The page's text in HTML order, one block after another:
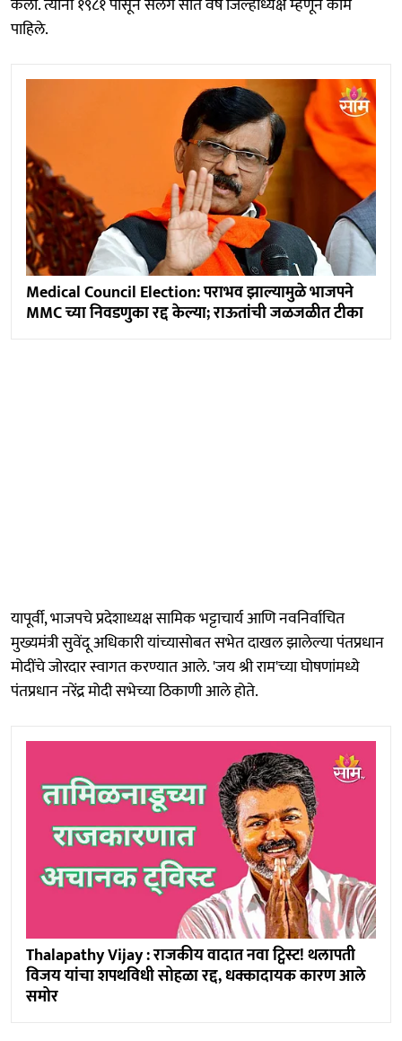
पाहिले.
Medical Council Election: पराभव झाल्यामुळे भाजपने
MMC च्या निवडणुका रद्द केल्या; राऊतांची जळजळीत टीका
यापूर्वी, भाजपचे प्रदेशाध्यक्ष सामिक भट्टाचार्य आणि नवनिर्वाचित
मुख्यमंत्री सुवेंदू अधिकारी यांच्यासोबत सभेत दाखल झालेल्या पंतप्रधान
मोदींचे जोरदार स्वागत करण्यात आले. 'जय श्री राम'च्या घोषणांमध्ये
पंतप्रधान नरेंद्र मोदी सभेच्या ठिकाणी आले होते.
Thalapathy Vijay : राजकीय वादात नवा ट्विस्ट! थलापती
विजय यांचा शपथविधी सोहळा रद्द, धक्कादायक कारण आले
समोर